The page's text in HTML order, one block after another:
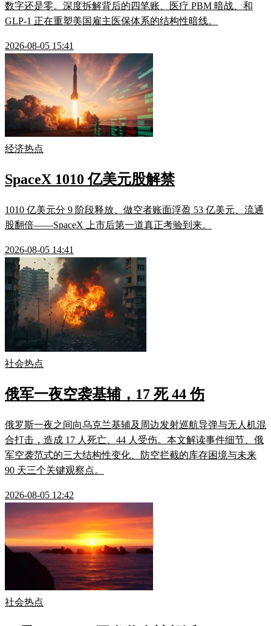
数字还是零。深度拆解背后的四笔账、医疗 PBM 暗战、和
GLP-1 正在重塑美国雇主医保体系的结构性暗线。
2026-08-05 15:41
经济热点
SpaceX 1010 亿美元股解禁
1010 亿美元分 9 阶段释放、做空者账面浮盈 53 亿美元、流通
股翻倍——SpaceX 上市后第一道真正考验到来。
2026-08-05 14:41
社会热点
俄军一夜空袭基辅，17 死 44 伤
俄罗斯一夜之间向乌克兰基辅及周边发射巡航导弹与无人机混
合打击，造成 17 人死亡、44 人受伤。本文解读事件细节、俄
军空袭范式的三大结构性变化、防空拦截的库存困境与未来
90 天三个关键观察点。
2026-08-05 12:42
社会热点